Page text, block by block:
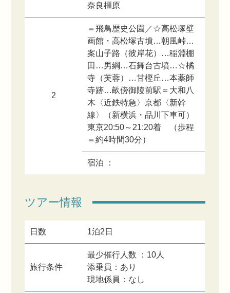
奈良橿原
2
＝飛鳥歴史公園／☆高松塚壁
画館・高松塚古墳…朝風峠…
案山子路（彼岸花）…稲淵棚
田…男綱…石舞台古墳…☆橘
寺（芙蓉）…甘樫丘…本薬師
寺跡…畝傍御陵前駅＝大和八
木〈近鉄特急〉京都〈新幹
線〉（新横浜・品川下車可）
東京20:50～21:20着 （歩程
＝約4時間30分）
宿泊 ：
ツアー情報
日数 1泊2日
旅行条件
最少催行人数 ：10人
添乗員：あり
現地係員：なし